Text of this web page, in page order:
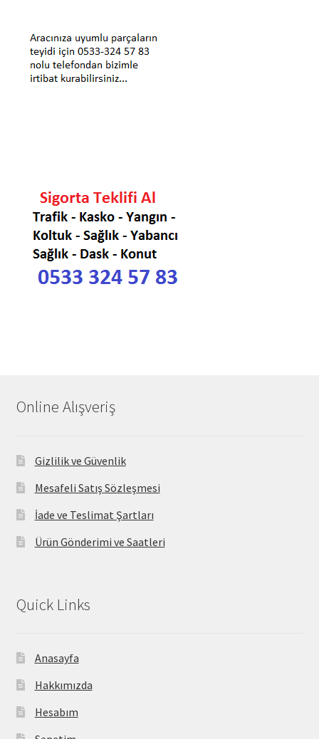
Online Alışveriş
Gizlilik ve Güvenlik
Mesafeli Satış Sözleşmesi
İade ve Teslimat Şartları
Ürün Gönderimi ve Saatleri
Quick Links
Anasayfa
Hakkımızda
Hesabım